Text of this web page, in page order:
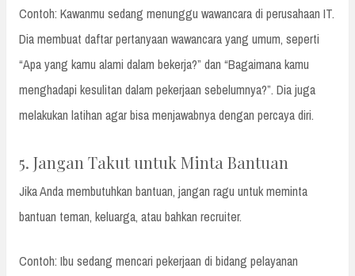
Contoh: Kawanmu sedang menunggu wawancara di perusahaan IT.
Dia membuat daftar pertanyaan wawancara yang umum, seperti
“Apa yang kamu alami dalam bekerja?” dan “Bagaimana kamu
menghadapi kesulitan dalam pekerjaan sebelumnya?”. Dia juga
melakukan latihan agar bisa menjawabnya dengan percaya diri.
5. Jangan Takut untuk Minta Bantuan
Jika Anda membutuhkan bantuan, jangan ragu untuk meminta
bantuan teman, keluarga, atau bahkan recruiter.
Contoh: Ibu sedang mencari pekerjaan di bidang pelayanan